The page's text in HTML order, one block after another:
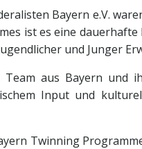
Bayern e.V.
ist es eine
und Junger
aus Bayern und
Input und
Twinning